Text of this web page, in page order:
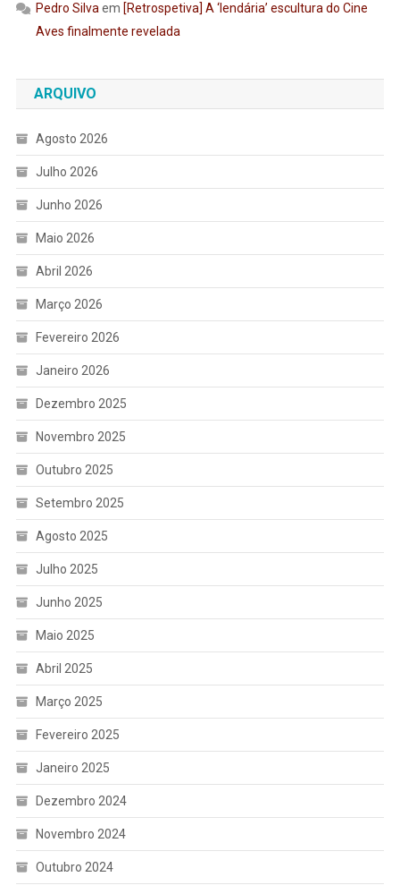
Pedro Silvaem [Retrospetiva] A ‘lendária’ escultura do Cine
Aves finalmente revelada
ARQUIVO
Agosto 2026
Julho 2026
Junho 2026
Maio 2026
Abril 2026
Março 2026
Fevereiro 2026
Janeiro 2026
Dezembro 2025
Novembro 2025
Outubro 2025
Setembro 2025
Agosto 2025
Julho 2025
Junho 2025
Maio 2025
Abril 2025
Março 2025
Fevereiro 2025
Janeiro 2025
Dezembro 2024
Novembro 2024
Outubro 2024